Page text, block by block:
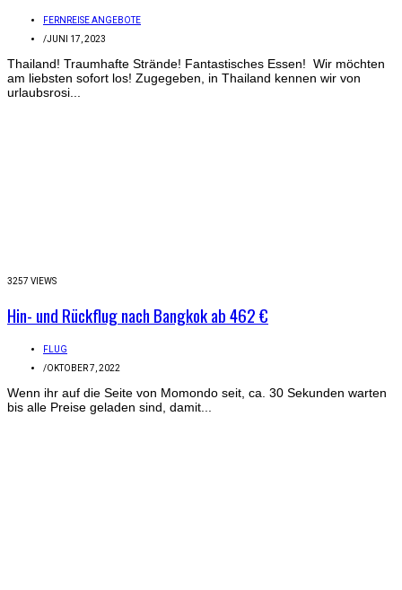
FERNREISE ANGEBOTE
/JUNI 17, 2023
Thailand! Traumhafte Strände! Fantastisches Essen! Wir möchten
am liebsten sofort los! Zugegeben, in Thailand kennen wir von
urlaubsrosi...
3257 VIEWS
Hin- und Rückflug nach Bangkok ab 462 €
FLUG
/OKTOBER 7, 2022
Wenn ihr auf die Seite von Momondo seit, ca. 30 Sekunden warten
bis alle Preise geladen sind, damit...